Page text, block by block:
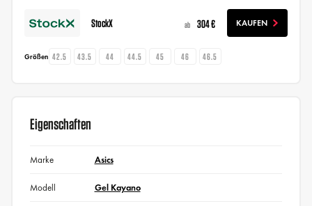
StockX ab 304 € KAUFEN
Größen 42.5 43.5 44 44.5 45 46 46.5
Eigenschaften
Marke Asics
Modell Gel Kayano